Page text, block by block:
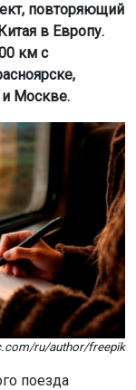
повторяющий
в Европу.
км с
и Москве.
ru/author/freepik
поезда